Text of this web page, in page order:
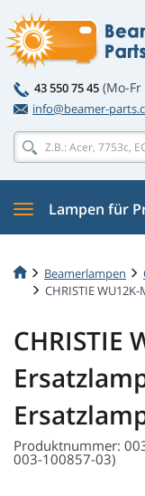
43 550 75 45 (Mo-Fr
info@beamer-
Lampen für
Beamerlampen
CHRISTIE WU12K-
CHRISTIE
Produktnummer:
003-100857-03)